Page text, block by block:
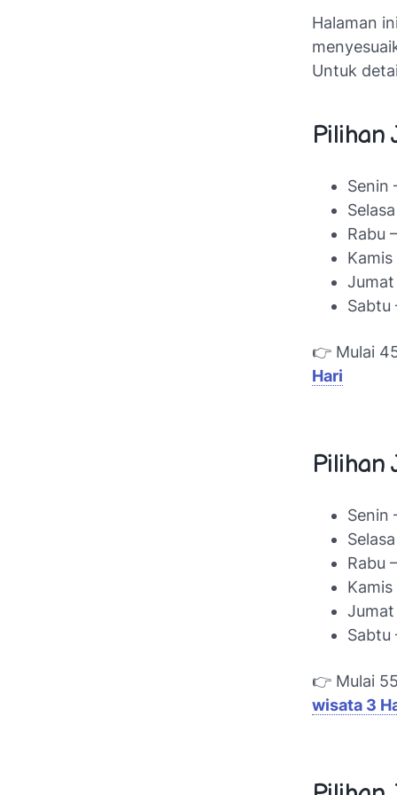
Halaman
Untuk
Pilihan
Senin
Rabu
Jumat
Sabtu
👉 Mulai
Hari
Pilihan
Senin
Rabu
Kamis
Sabtu
👉 Mulai
wisata 3